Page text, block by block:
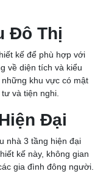
Đô Thị
kế để phù hợp với
về diện tích và kiểu
khu vực có mật
và tiện nghi.
Đại
nhà 3 tầng hiện đại
kế này, không gian
gia đình đông người.